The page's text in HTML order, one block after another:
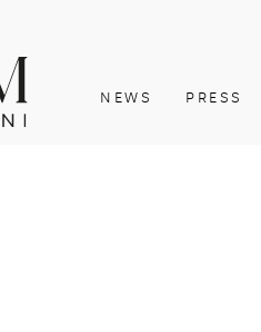
NEWS PRESS